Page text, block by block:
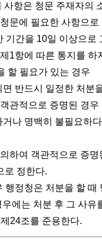
항은 청문 주재자의
문에 필요한 사항으로
간을 10일 이상으로
1항에 따른 통지를 하
할 필요가 있는 경우
반드시 일정한 처분
관적으로 증명된 경우
나 명백히 불필요하
하여 객관적으로 증
로 정한다.
정청은 처분을 할 때
에는 처분 후 그 사유
24조를 준용한다.